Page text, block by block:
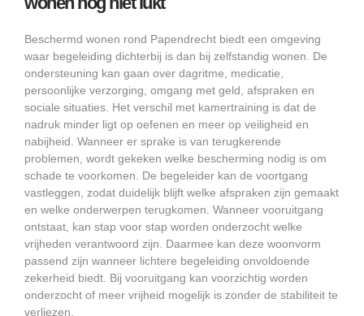
Beschermd wonen rond Papendrecht biedt een omgeving
waar begeleiding dichterbij is dan bij zelfstandig wonen. De
ondersteuning kan gaan over dagritme, medicatie,
persoonlijke verzorging, omgang met geld, afspraken en
sociale situaties. Het verschil met kamertraining is dat de
nadruk minder ligt op oefenen en meer op veiligheid en
nabijheid. Wanneer er sprake is van terugkerende
problemen, wordt gekeken welke bescherming nodig is om
schade te voorkomen. De begeleider kan de voortgang
vastleggen, zodat duidelijk blijft welke afspraken zijn gemaakt
en welke onderwerpen terugkomen. Wanneer vooruitgang
ontstaat, kan stap voor stap worden onderzocht welke
vrijheden verantwoord zijn. Daarmee kan deze woonvorm
passend zijn wanneer lichtere begeleiding onvoldoende
zekerheid biedt. Bij vooruitgang kan voorzichtig worden
onderzocht of meer vrijheid mogelijk is zonder de stabiliteit te
verliezen.